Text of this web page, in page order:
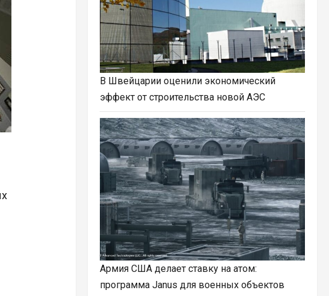
В Швейцарии оценили экономический
эффект от строительства новой АЭС
Армия США делает ставку на атом:
программа Janus для военных объектов